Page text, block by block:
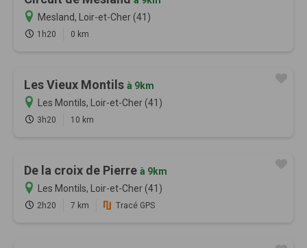
Mesland, Loir-et-Cher (41)
1h20 0 km
Les Vieux Montils à 9km
Les Montils, Loir-et-Cher (41)
3h20 10 km
De la croix de Pierre à 9km
Les Montils, Loir-et-Cher (41)
2h20 7 km Tracé GPS